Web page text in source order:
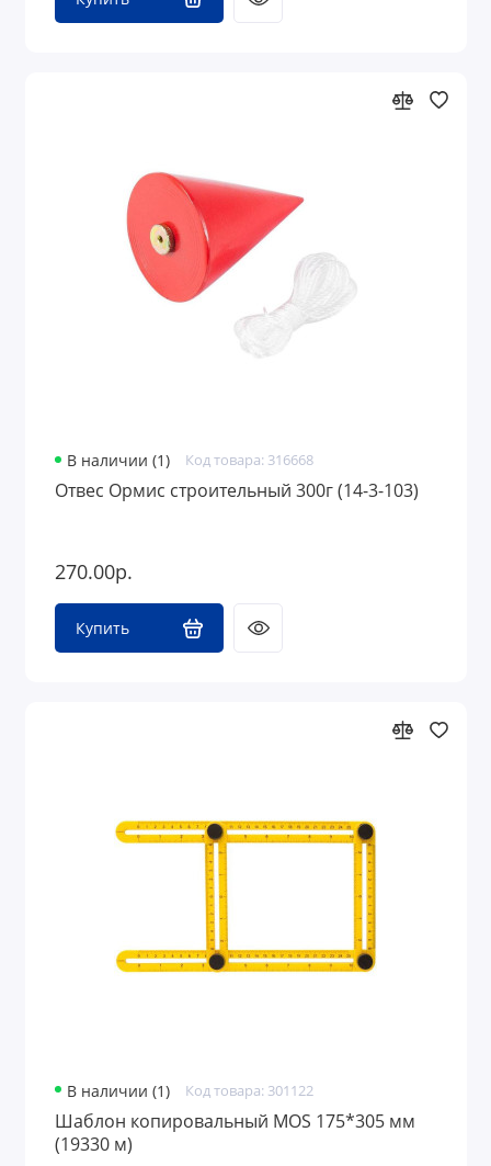
В наличии (1) Код товара: 316668
Отвес Ормис строительный 300г (14-3-103)
270.00р.
Купить
В наличии (1) Код товара: 301122
Шаблон копировальный MOS 175*305 мм
(19330 м)